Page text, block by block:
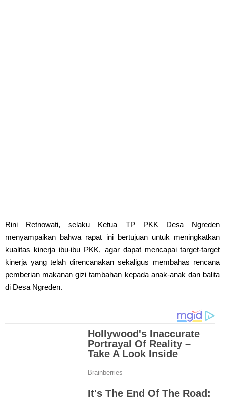
Rini Retnowati, selaku Ketua TP PKK Desa Ngreden
menyampaikan bahwa rapat ini bertujuan untuk meningkatkan
kualitas kinerja ibu-ibu PKK, agar dapat mencapai target-target
kinerja yang telah direncanakan sekaligus membahas rencana
pemberian makanan gizi tambahan kepada anak-anak dan balita
di Desa Ngreden.